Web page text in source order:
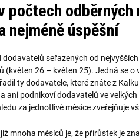
počtech
nejméně úspěšní
dodavatelů seřazených od
(květen 26 – květen 25). Jedná se
ty dodavatele, které znáte z
ani podnikoví dodavatelů ve
za jednotlivé měsíce zveřejňuje
mnoha měsíců je, že přírůstek je